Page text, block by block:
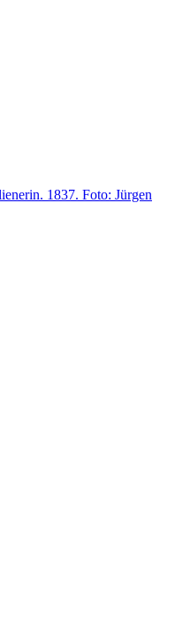
1837. Foto: Jürgen